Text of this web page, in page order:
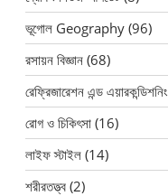
ভূগোল Geography (96)
রসায়ন বিজ্ঞান (68)
রেফ্রিজারেশন এন্ড এয়ারকন্ডিশনিং
রোগ ও চিকিৎসা (16)
লাইফ স্টাইল (14)
শরীরতত্ত্ব (2)